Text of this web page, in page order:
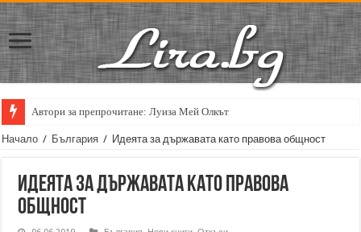
Автори за препрочитане: Луиза Мей Олкът
Кирил Кадийски: „Плачът на големия поет винаги е и сила, и
Начало / България / Идеята за държавата като правова общност
Идеята за държавата като правова
общност